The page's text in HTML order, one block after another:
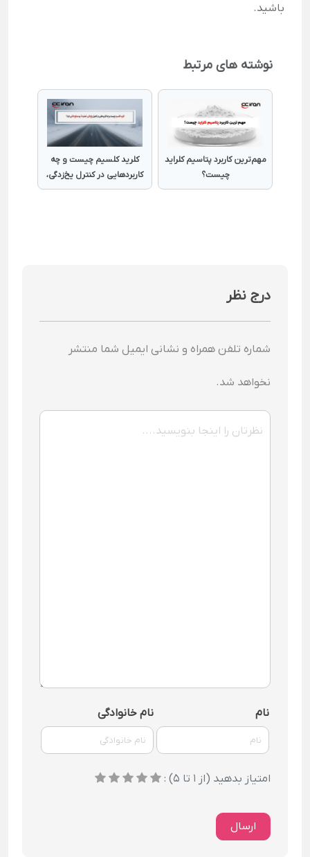
باشید.
نوشته های مرتبط
مهم‌ترین کاربرد پتاسیم کلراید
چیست؟
کلرید کلسیم چیست و چه
کاربردهایی در کنترل یخ‌زدگی،
تصفیه آب و صنایع غذایی
درج نظر
شماره تلفن همراه و نشانی ایمیل شما منتشر
نخواهد شد.
نام نام خانوادگی
امتیاز بدهید (از 1 تا 5) :
ارسال